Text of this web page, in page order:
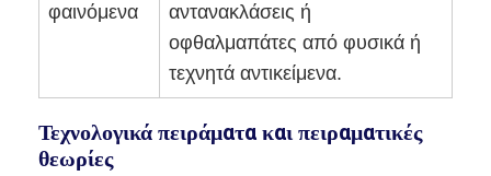
φαινόμενα
αντανακλάσεις ή
οφθαλμαπάτες από φυσικά ή
τεχνητά αντικείμενα.
Τεχνολογικά πειράματα και πειραματικές
θεωρίες